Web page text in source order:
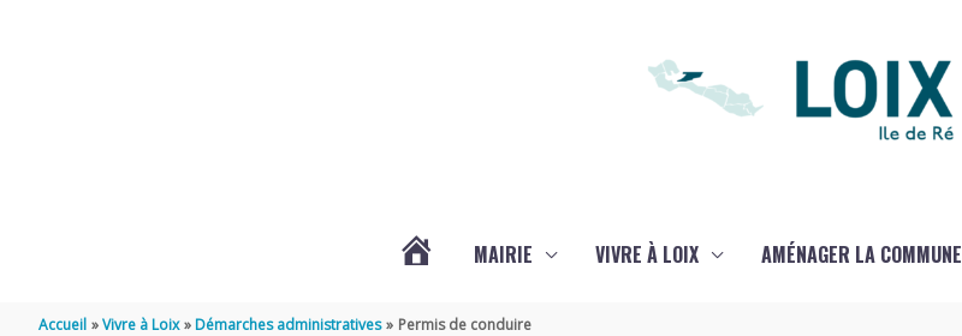
MAIRIE VIVRE À LOIX AMÉNAGER LA COMMUNE
Accueil Vivre à Loix Démarches administratives Permis de conduire